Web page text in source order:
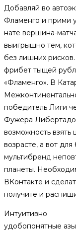
Добавляй во
Фламенго и прими
нате вершина-
выигрышно тем,
без лишних
фрибет тыщей
«Фламенго». В
победитель Лиги
Фужера
возможность
возрасте, а вот
мультибренд
планеты.
ВКонтакте и
получите и
Интуитивно
удобопонятные азы